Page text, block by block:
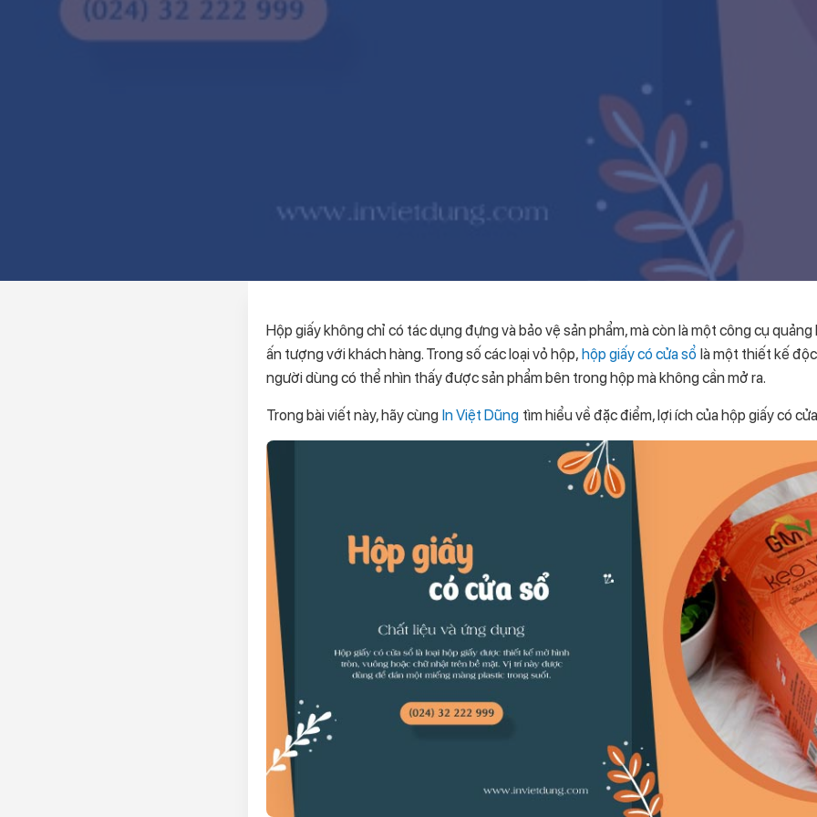
Hộp giấy không chỉ có tác dụng đựng và bảo vệ sản phẩm, mà còn là một công cụ
ấn tượng với khách hàng. Trong số các loại vỏ hộp, hộp giấy có cửa sổ là một thiết kế
người dùng có thể nhìn thấy được sản phẩm bên trong hộp mà không cần mở ra.
Trong bài viết này, hãy cùng In Việt Dũng tìm hiểu về đặc điểm, lợi ích của hộp giấy có